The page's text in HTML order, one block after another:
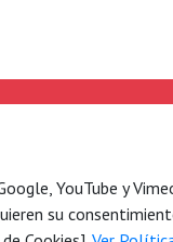
Blog
Agenda
YouTube y
su